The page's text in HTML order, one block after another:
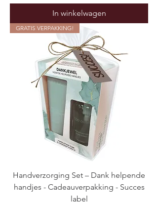
In winkelwagen
GRATIS VERPAKKING!
Handverzorging Set – Dank helpende
handjes - Cadeauverpakking - Succes
label